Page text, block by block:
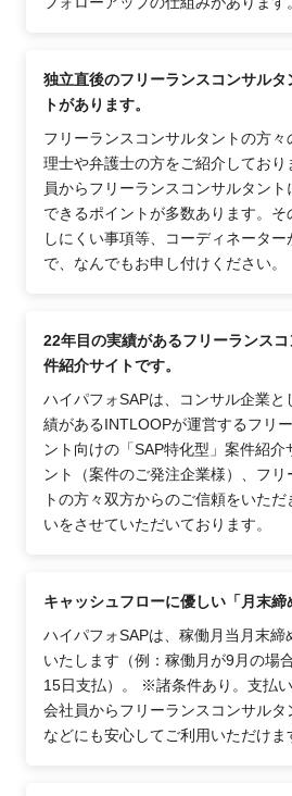
独立直後のフリーランスコンサル
トがあります。
フリーランスコンサルタントの方
理士や弁護士の方をご紹介してお
員からフリーランスコンサルタン
できるポイントが多数あります。
しにくい事項等、コーディネータ
で、なんでもお申し付けください。
22年目の実績があるフリーランス
件紹介サイトです。
ハイパフォSAPは、コンサル企業
績があるINTLOOPが運営するフリ
ント向けの「SAP特化型」案件紹
ント（案件のご発注企業様）、フ
トの方々双方からのご信頼をいた
いをさせていただいております。
キャッシュフローに優しい「月末締
ハイパフォSAPは、稼働月当月末
いたします（例：稼働月が9月の場
15日支払）。 ※諸条件あり。支払い
会社員からフリーランスコンサル
などにも安心してご利用いただけま